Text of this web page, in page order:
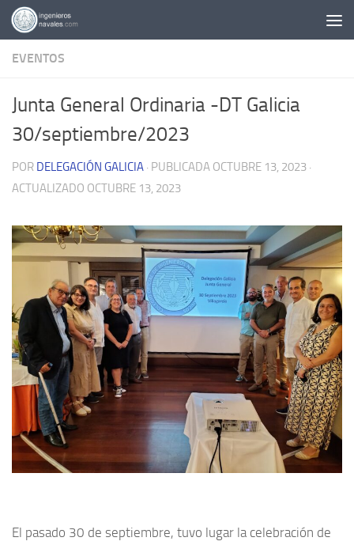
Saltar al contenido
EVENTOS
Junta General Ordinaria -DT Galicia
30/septiembre/2023
POR DELEGACIÓN GALICIA · PUBLICADA OCTUBRE 13, 2023 ·
ACTUALIZADO OCTUBRE 13, 2023
El pasado 30 de septiembre, tuvo lugar la celebración de